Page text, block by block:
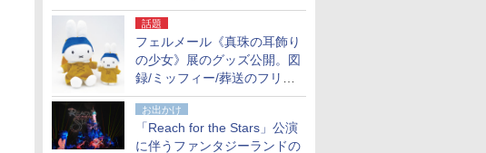
でアサートン高原の日本語ガ
イド付きツアーに参加してみ
た
話題
フェルメール《真珠の耳飾り
の少女》展のグッズ公開。図
録/ミッフィー/葬送のフリー
レンほか、注目ブランドコラ
ボが実現
お出かけ
「Reach for the Stars」公演
に伴うファンタジーランドの